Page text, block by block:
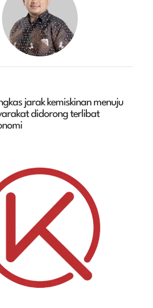
jarak kemiskinan menuju
didorong terlibat